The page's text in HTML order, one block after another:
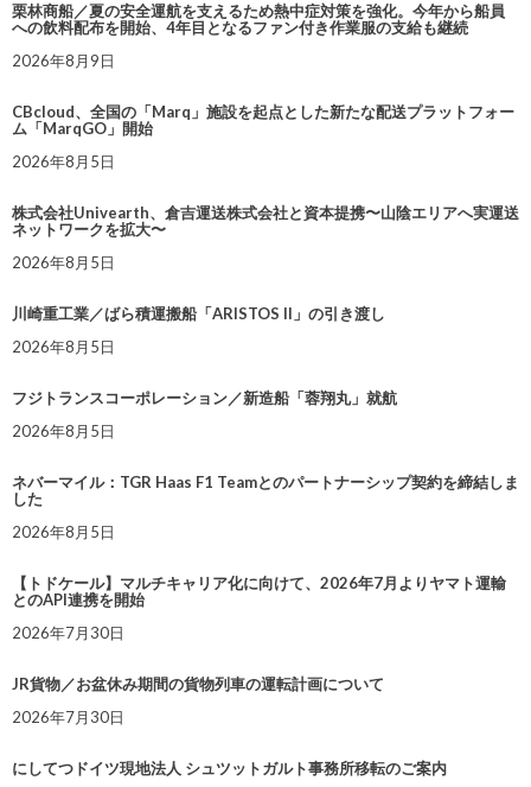
栗林商船／夏の安全運航を支えるため熱中症対策を強化。今年から船員
への飲料配布を開始、4年目となるファン付き作業服の支給も継続
2026年8月9日
CBcloud、全国の「Marq」施設を起点とした新たな配送プラットフォー
ム「MarqGO」開始
2026年8月5日
株式会社Univearth、倉吉運送株式会社と資本提携〜山陰エリアへ実運送
ネットワークを拡大〜
2026年8月5日
川崎重工業／ばら積運搬船「ARISTOS II」の引き渡し
2026年8月5日
フジトランスコーポレーション／新造船「蓉翔丸」就航
2026年8月5日
ネバーマイル：TGR Haas F1 Teamとのパートナーシップ契約を締結しま
した
2026年8月5日
【トドケール】マルチキャリア化に向けて、2026年7月よりヤマト運輸
とのAPI連携を開始
2026年7月30日
JR貨物／お盆休み期間の貨物列車の運転計画について
2026年7月30日
にしてつドイツ現地法人 シュツットガルト事務所移転のご案内